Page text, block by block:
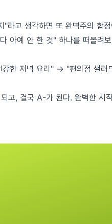
라고 생각하면 또 완벽주의 함
아예 안 한 것" 하나를 떠올려
한 저녁 요리" → "편의점 샐
고, 결국 A-가 된다. 완벽한 시